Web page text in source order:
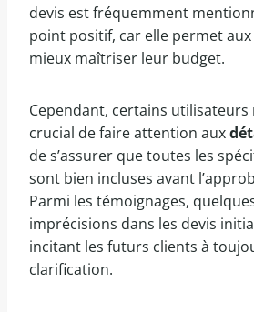
devis est fréquemment
point positif, car elle permet
mieux maîtriser leur budget.
Cependant, certains utilisateurs
crucial de faire attention aux
de s’assurer que toutes les
sont bien incluses avant
Parmi les témoignages,
imprécisions dans les devis
incitant les futurs clients à
clarification.